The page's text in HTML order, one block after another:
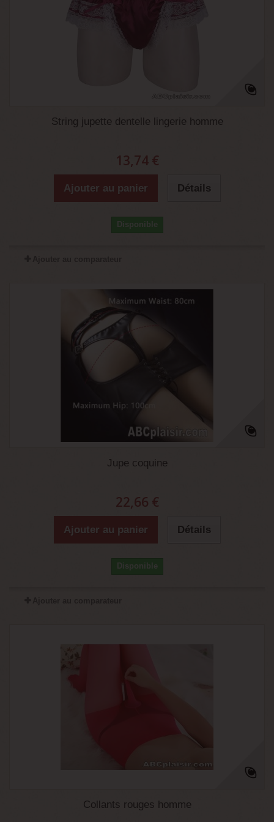
String jupette dentelle lingerie homme
13,74 €
Ajouter au panier Détails
Disponible
Jupe coquine
22,66 €
Ajouter au panier Détails
Disponible
Collants rouges homme